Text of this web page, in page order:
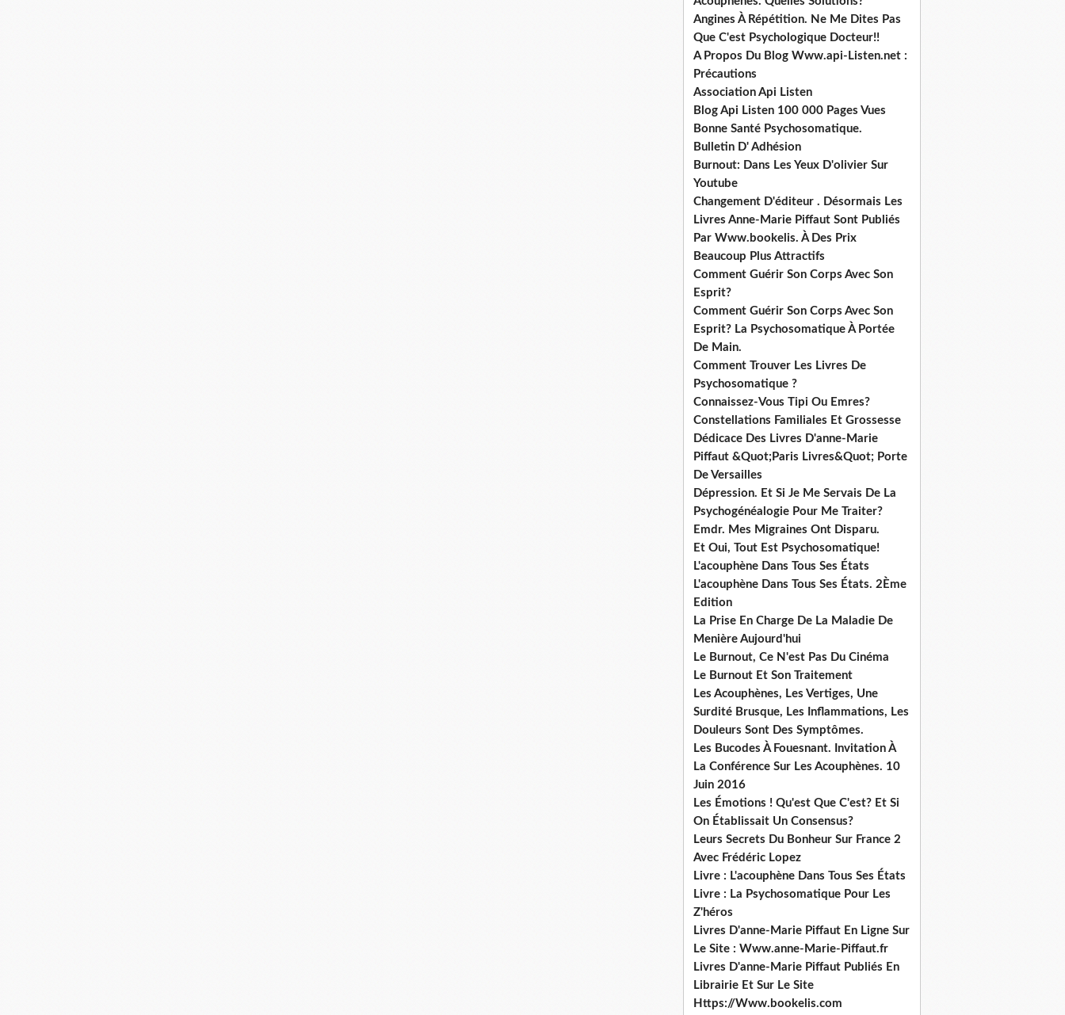
Angines À Répétition. Ne Me Dites Pas
Que C'est Psychologique Docteur!!
A Propos Du Blog Www.api-Listen.net :
Précautions
Association Api Listen
Blog Api Listen 100 000 Pages Vues
Bonne Santé Psychosomatique.
Bulletin D' Adhésion
Burnout: Dans Les Yeux D'olivier Sur
Youtube
Changement D'éditeur . Désormais Les
Livres Anne-Marie Piffaut Sont Publiés
Par Www.bookelis. À Des Prix
Beaucoup Plus Attractifs
Comment Guérir Son Corps Avec Son
Esprit?
Comment Guérir Son Corps Avec Son
Esprit? La Psychosomatique À Portée
De Main.
Comment Trouver Les Livres De
Psychosomatique ?
Connaissez-Vous Tipi Ou Emres?
Constellations Familiales Et Grossesse
Dédicace Des Livres D'anne-Marie
Piffaut &Quot;Paris Livres&Quot; Porte
De Versailles
Dépression. Et Si Je Me Servais De La
Psychogénéalogie Pour Me Traiter?
Emdr. Mes Migraines Ont Disparu.
Et Oui, Tout Est Psychosomatique!
L'acouphène Dans Tous Ses États
L'acouphène Dans Tous Ses États. 2Ème
Edition
La Prise En Charge De La Maladie De
Menière Aujourd'hui
Le Burnout, Ce N'est Pas Du Cinéma
Le Burnout Et Son Traitement
Les Acouphènes, Les Vertiges, Une
Surdité Brusque, Les Inflammations, Les
Douleurs Sont Des Symptômes.
Les Bucodes À Fouesnant. Invitation À
La Conférence Sur Les Acouphènes. 10
Juin 2016
Les Émotions ! Qu'est Que C'est? Et Si
On Établissait Un Consensus?
Leurs Secrets Du Bonheur Sur France 2
Avec Frédéric Lopez
Livre : L'acouphène Dans Tous Ses États
Livre : La Psychosomatique Pour Les
Z'héros
Livres D'anne-Marie Piffaut En Ligne Sur
Le Site : Www.anne-Marie-Piffaut.fr
Livres D'anne-Marie Piffaut Publiés En
Librairie Et Sur Le Site
Https://Www.bookelis.com